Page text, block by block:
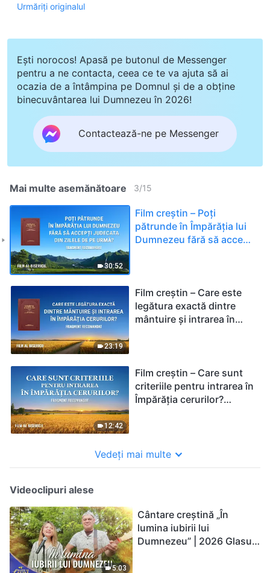
Urmăriți originalul
Ești norocos! Apasă pe butonul de Messenger
pentru a ne contacta, ceea ce te va ajuta să ai
ocazia de a întâmpina pe Domnul și de a obține
binecuvântarea lui Dumnezeu în 2026!
Contactează-ne pe Messenger
Mai multe asemănătoare 3/15
30:52
Film creștin – Poți
pătrunde în Împărăția lui
Dumnezeu fără să accepți
23:19
Film creștin – Care este
legătura exactă dintre
mântuire și intrarea în
12:42
Film creștin – Care sunt
criteriile pentru intrarea în
Împărăția cerurilor?
Vedeți mai multe
Videoclipuri alese
5:03
Cântare creștină „În
lumina iubirii lui
Dumnezeu” | 2026 Glasuri